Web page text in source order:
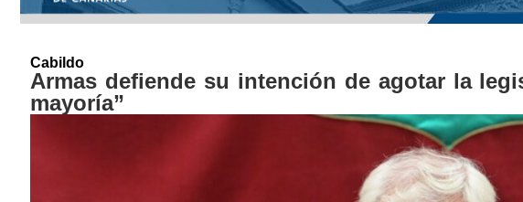
Cabildo
Armas defiende su intención de agotar la
mayoría”